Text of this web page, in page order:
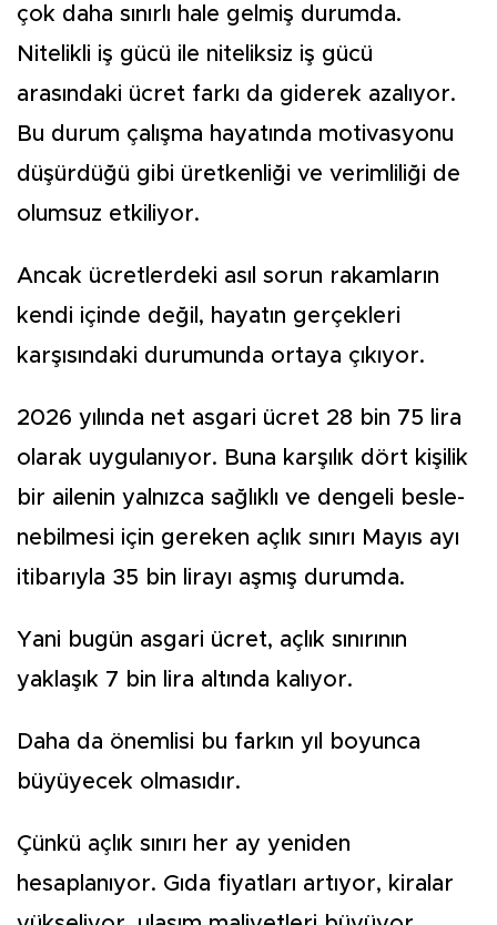
çok daha sınırlı hale gelmiş du­rumda.
Nitelikli iş gücü ile nite­liksiz iş gücü
arasındaki ücret farkı da giderek azalıyor.
Bu du­rum çalışma hayatında motivas­yonu
düşürdüğü gibi üretkenliği ve verimliliği de
olumsuz etkili­yor.
Ancak ücretlerdeki asıl sorun rakamların
kendi içinde değil, ha­yatın gerçekleri
karşısındaki du­rumunda ortaya çıkıyor.
2026 yılında net asgari ücret 28 bin 75 lira
olarak uygulanıyor. Bu­na karşılık dört kişilik
bir ailenin yalnızca sağlıklı ve dengeli besle­
nebilmesi için gereken açlık sını­rı Mayıs ayı
itibarıyla 35 bin lirayı aşmış durumda.
Yani bugün asgari ücret, açlık sı­nırının
yaklaşık 7 bin lira altında kalıyor.
Daha da önemlisi bu farkın yıl boyunca
büyüyecek olmasıdır.
Çünkü açlık sınırı her ay yeni­den
hesaplanıyor. Gıda fiyatları artıyor, kiralar